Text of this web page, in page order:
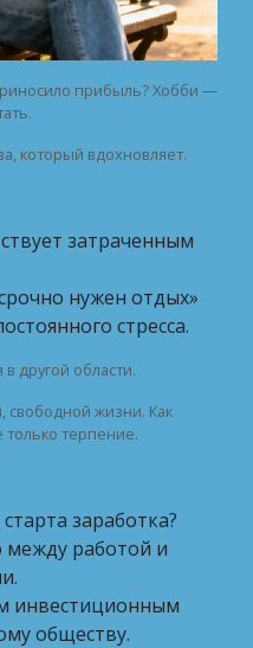
прибыль? Хобби —
который вдохновляет.
затраченным
нужен отдых»
стресса.
другой области.
свободной жизни. Как
только терпение.
заработка?
работой и
инвестиционным
обществу.